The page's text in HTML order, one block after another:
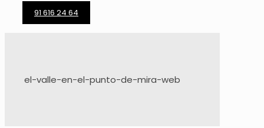
91 616 24 64
el-valle-en-el-punto-de-mira-web